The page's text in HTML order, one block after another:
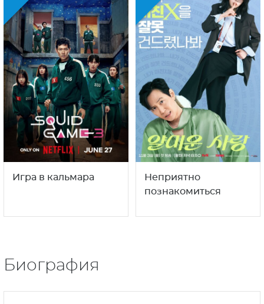
Игра в кальмара
Неприятно
познакомиться
Биография